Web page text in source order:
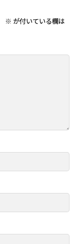
※ が付いている欄は